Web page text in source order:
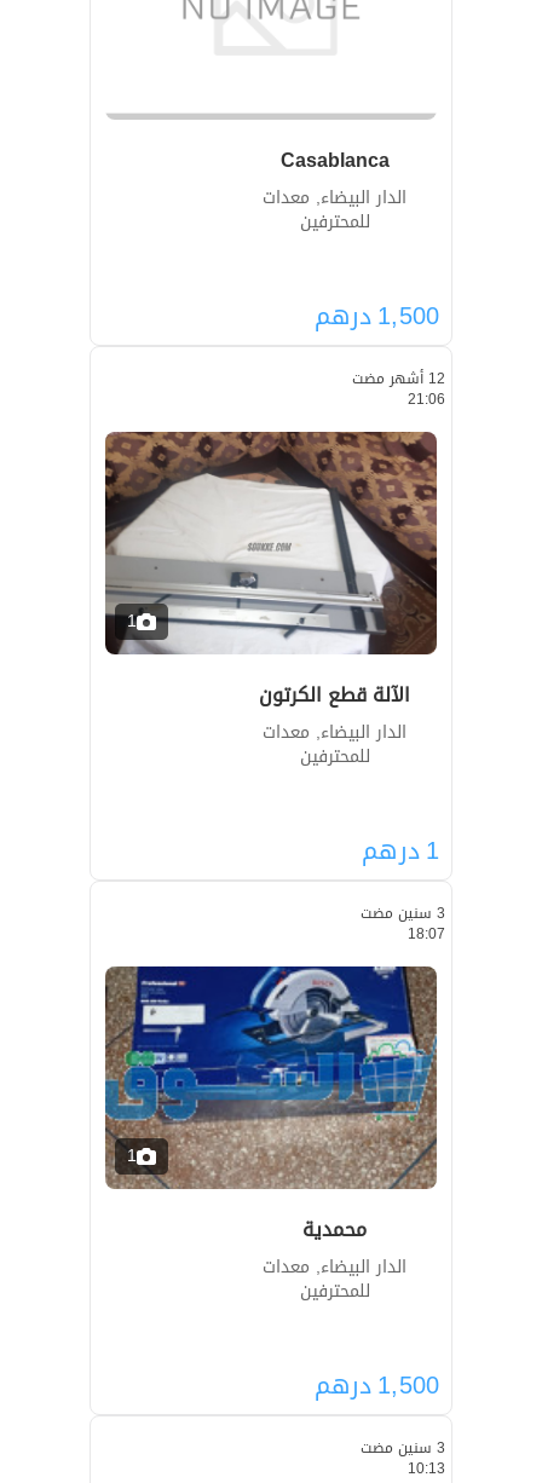
Casablanca
الدار البيضاء, معدات
للمحترفين
1,500درهم
12 أشهر مضت
21:06
1
الآلة قطع الكرتون
الدار البيضاء, معدات
للمحترفين
1درهم
3 سنين مضت
18:07
1
محمدية
الدار البيضاء, معدات
للمحترفين
1,500درهم
3 سنين مضت
10:13